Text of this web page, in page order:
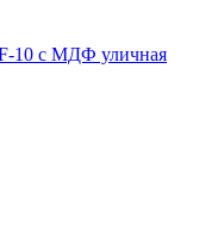
10 с МДФ уличная